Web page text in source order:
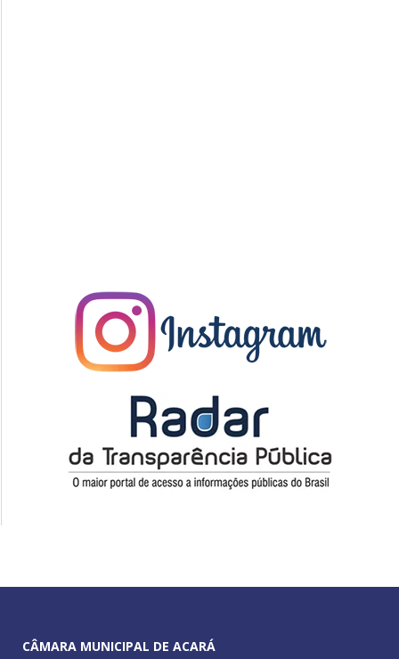
CÂMARA MUNICIPAL DE ACARÁ